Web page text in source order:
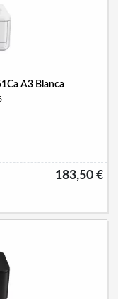
A3 Blanca
183,50 €